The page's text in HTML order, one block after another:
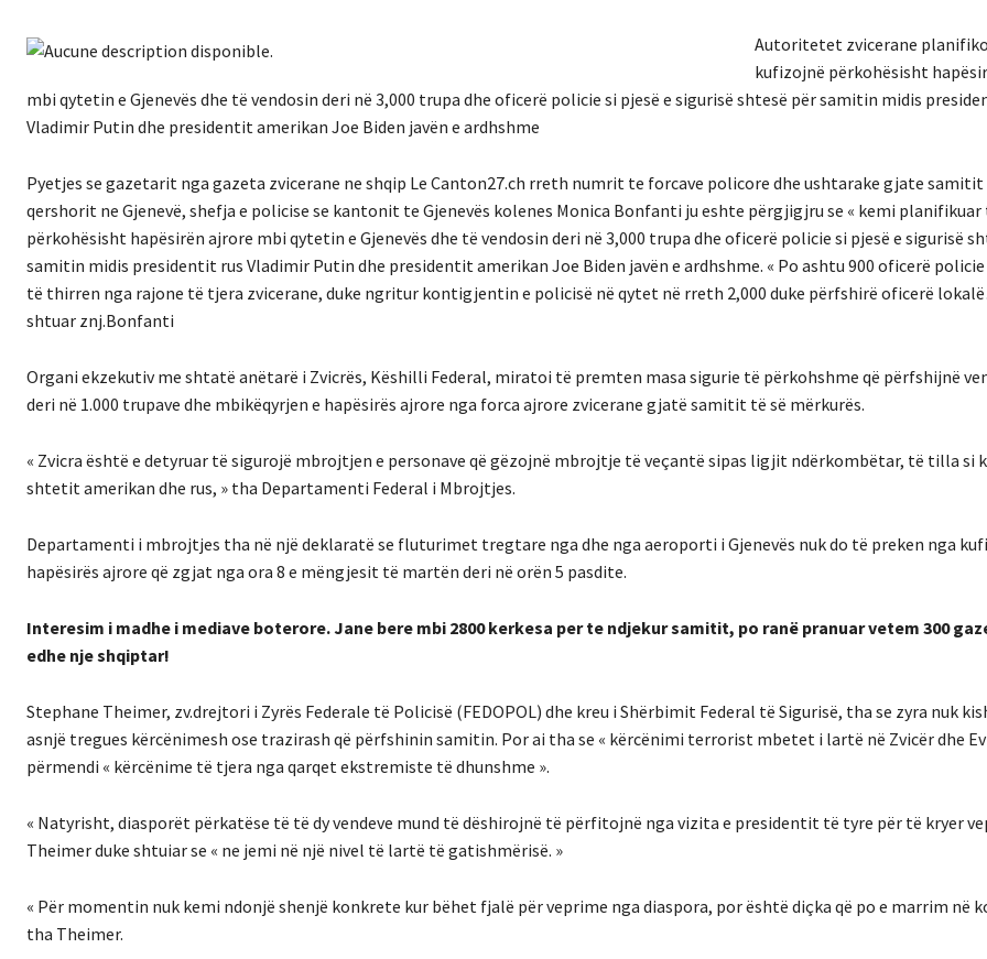
Autoritetet zvicerane
kufizojnë përkohësisht
mbi qytetin e Gjenevës dhe të vendosin deri në 3,000 trupa dhe oficerë policie si pjesë e sigurisë shtesë për samitin midis
Vladimir Putin dhe presidentit amerikan Joe Biden javën e ardhshme
Pyetjes se gazetarit nga gazeta zvicerane ne shqip Le Canton27.ch rreth numrit te forcave policore dhe ushtarake gjate samitit
qershorit ne Gjenevë, shefja e policise se kantonit te Gjenevës kolenes Monica Bonfanti ju eshte përgjigjru se « kemi
përkohësisht hapësirën ajrore mbi qytetin e Gjenevës dhe të vendosin deri në 3,000 trupa dhe oficerë policie si pjesë e sigurisë
samitin midis presidentit rus Vladimir Putin dhe presidentit amerikan Joe Biden javën e ardhshme. « Po ashtu 900 oficerë
të thirren nga rajone të tjera zvicerane, duke ngritur kontigjentin e policisë në qytet në rreth 2,000 duke përfshirë oficerë
shtuar znj.Bonfanti
Organi ekzekutiv me shtatë anëtarë i Zvicrës, Këshilli Federal, miratoi të premten masa sigurie të përkohshme që përfshijnë
deri në 1.000 trupave dhe mbikëqyrjen e hapësirës ajrore nga forca ajrore zvicerane gjatë samitit të së mërkurës.
« Zvicra është e detyruar të sigurojë mbrojtjen e personave që gëzojnë mbrojtje të veçantë sipas ligjit ndërkombëtar, të tilla si
shtetit amerikan dhe rus, » tha Departamenti Federal i Mbrojtjes.
Departamenti i mbrojtjes tha në një deklaratë se fluturimet tregtare nga dhe nga aeroporti i Gjenevës nuk do të preken nga
hapësirës ajrore që zgjat nga ora 8 e mëngjesit të martën deri në orën 5 pasdite.
Interesim i madhe i mediave boterore. Jane bere mbi 2800 kerkesa per te ndjekur samitit, po ranë pranuar vetem 300
edhe nje shqiptar!
Stephane Theimer, zv.drejtori i Zyrës Federale të Policisë (FEDOPOL) dhe kreu i Shërbimit Federal të Sigurisë, tha se zyra nuk
asnjë tregues kërcënimesh ose trazirash që përfshinin samitin. Por ai tha se « kërcënimi terrorist mbetet i lartë në Zvicër dhe
përmendi « kërcënime të tjera nga qarqet ekstremiste të dhunshme ».
« Natyrisht, diasporët përkatëse të të dy vendeve mund të dëshirojnë të përfitojnë nga vizita e presidentit të tyre për të kryer
Theimer duke shtuiar se « ne jemi në një nivel të lartë të gatishmërisë. »
« Për momentin nuk kemi ndonjë shenjë konkrete kur bëhet fjalë për veprime nga diaspora, por është diçka që po e marrim në
tha Theimer.